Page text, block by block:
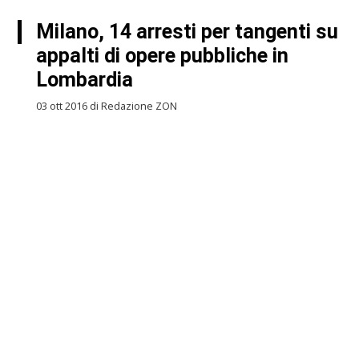
Milano, 14 arresti per tangenti su
appalti di opere pubbliche in
Lombardia
03 ott 2016 di Redazione ZON